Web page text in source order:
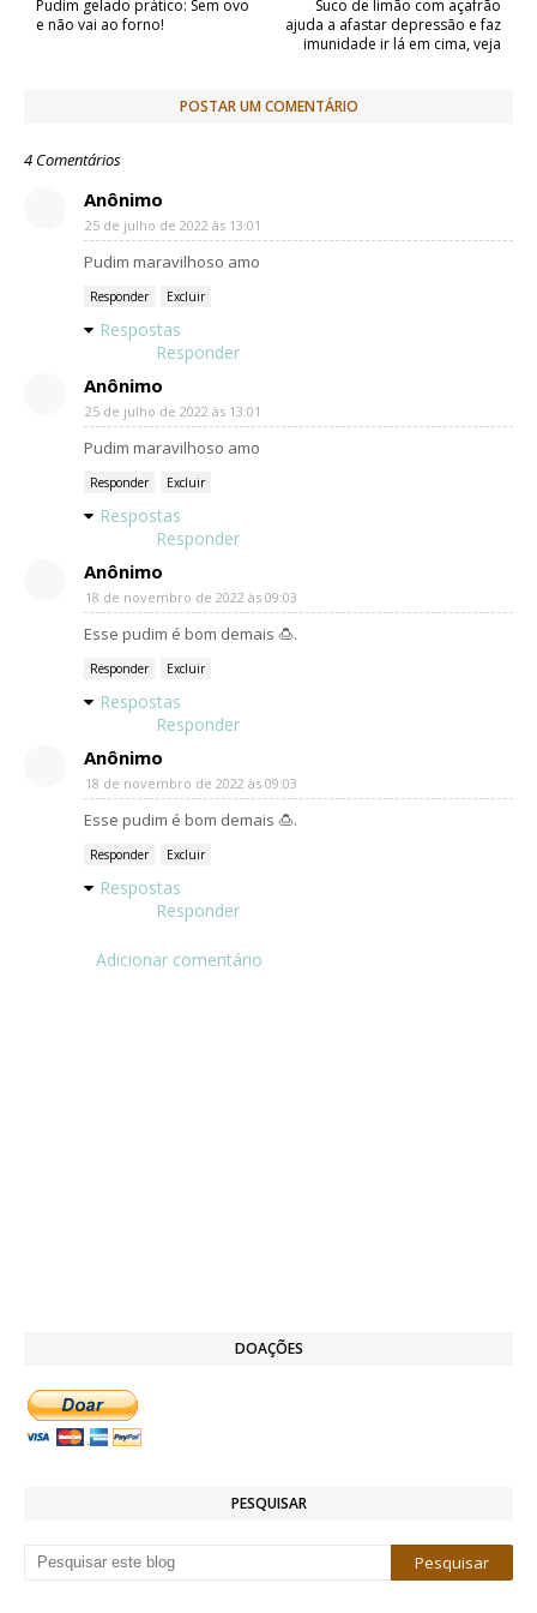
Suco de limão com açafrão
ajuda a afastar depressão e faz
imunidade ir lá em cima, veja
Pudim gelado prático: Sem ovo
e não vai ao forno!
POSTAR UM COMENTÁRIO
4 Comentários
Anônimo
25 de julho de 2022 às 13:01
Pudim maravilhoso amo
Responder Excluir
Respostas
Responder
Anônimo
25 de julho de 2022 às 13:01
Pudim maravilhoso amo
Responder Excluir
Respostas
Responder
Anônimo
18 de novembro de 2022 às 09:03
Esse pudim é bom demais 🍮.
Responder Excluir
Respostas
Responder
Anônimo
18 de novembro de 2022 às 09:03
Esse pudim é bom demais 🍮.
Responder Excluir
Respostas
Responder
Adicionar comentário
DOAÇÕES
PESQUISAR